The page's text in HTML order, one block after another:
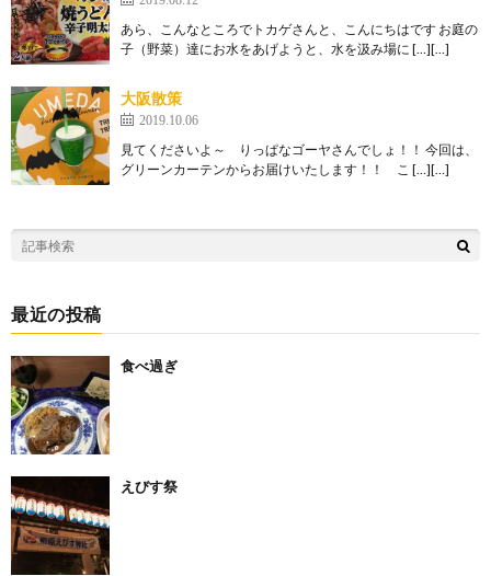
あら、こんなところでトカゲさんと、こんにちはです お庭の
子（野菜）達にお水をあげようと、水を汲み場に […][…]
大阪散策
2019.10.06
見てくださいよ～ りっぱなゴーヤさんでしょ！！ 今回は、
グリーンカーテンからお届けいたします！！ こ […][…]
最近の投稿
食べ過ぎ
えびす祭